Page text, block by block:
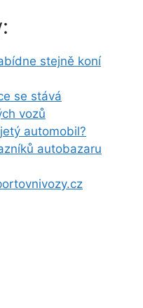
stejně koní
se stává
vozů
automobil?
autobazaru